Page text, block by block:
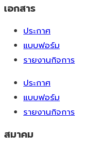
เอกสาร
ประกาศ
แบบฟอร์ม
รายงานกิจการ
ประกาศ
แบบฟอร์ม
รายงานกิจการ
สมาคม